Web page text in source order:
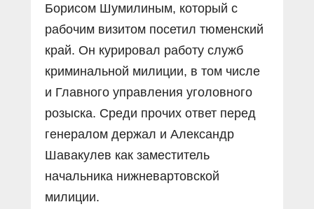
Борисом Шумилиным, который с
рабочим визитом посетил тюменский
край. Он курировал работу служб
криминальной милиции, в том числе
и Главного управления уголовного
розыска. Среди прочих ответ перед
генералом держал и Александр
Шавакулев как заместитель
начальника нижневартовской
милиции.